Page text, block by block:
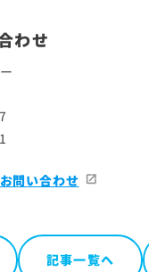
わせ
問い合わせ
記事一覧へ